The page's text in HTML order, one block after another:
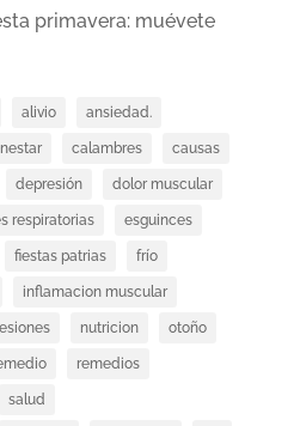
primavera: muévete
alivio ansiedad.
calambres causas
depresión dolor muscular
respiratorias esguinces
fiestas patrias frío
inflamacion muscular
nutricion otoño
remedios
salud